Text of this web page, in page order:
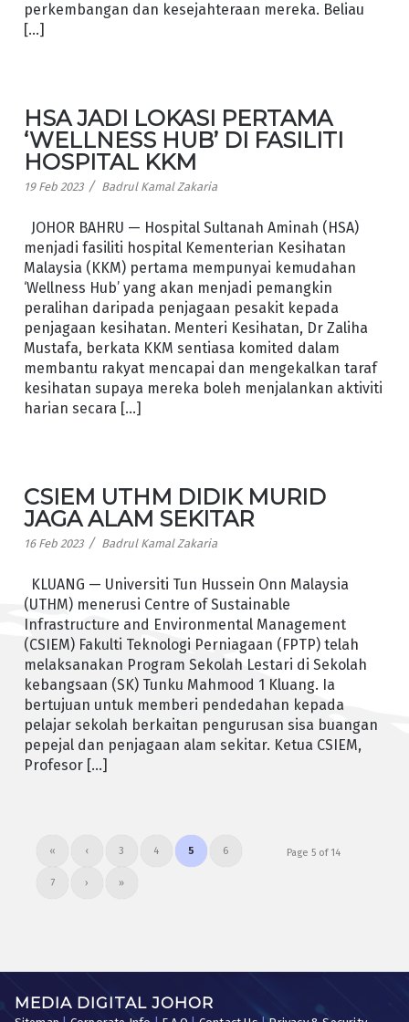
perkembangan dan kesejahteraan mereka. Beliau
[…]
HSA JADI LOKASI PERTAMA
‘WELLNESS HUB’ DI FASILITI
HOSPITAL KKM
19 Feb 2023 / Badrul Kamal Zakaria
JOHOR BAHRU — Hospital Sultanah Aminah (HSA)
menjadi fasiliti hospital Kementerian Kesihatan
Malaysia (KKM) pertama mempunyai kemudahan
‘Wellness Hub’ yang akan menjadi pemangkin
peralihan daripada penjagaan pesakit kepada
penjagaan kesihatan. Menteri Kesihatan, Dr Zaliha
Mustafa, berkata KKM sentiasa komited dalam
membantu rakyat mencapai dan mengekalkan taraf
kesihatan supaya mereka boleh menjalankan aktiviti
harian secara […]
CSIEM UTHM DIDIK MURID
JAGA ALAM SEKITAR
16 Feb 2023 / Badrul Kamal Zakaria
KLUANG — Universiti Tun Hussein Onn Malaysia
(UTHM) menerusi Centre of Sustainable
Infrastructure and Environmental Management
(CSIEM) Fakulti Teknologi Perniagaan (FPTP) telah
melaksanakan Program Sekolah Lestari di Sekolah
kebangsaan (SK) Tunku Mahmood 1 Kluang. Ia
bertujuan untuk memberi pendedahan kepada
pelajar sekolah berkaitan pengurusan sisa buangan
pepejal dan penjagaan alam sekitar. Ketua CSIEM,
Profesor […]
Page 5 of 14
« ‹ 3 4 5 6
7 › »
MEDIA DIGITAL JOHOR